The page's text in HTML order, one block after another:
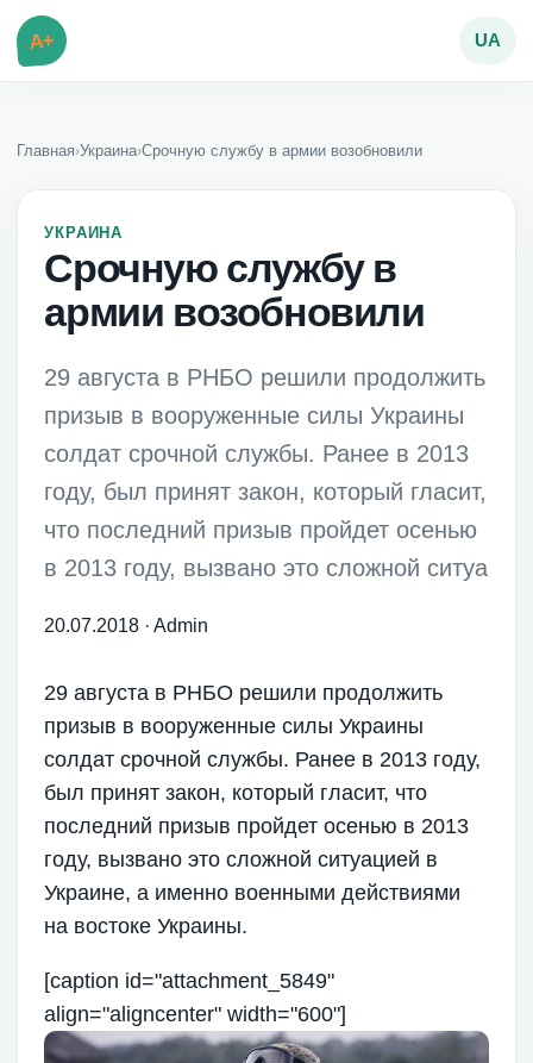
A+ UA
Главная›Украина›Срочную службу в армии возобновили
УКРАИНА
Срочную службу в
армии возобновили
29 августа в РНБО решили продолжить
призыв в вооруженные силы Украины
солдат срочной службы. Ранее в 2013
году, был принят закон, который гласит,
что последний призыв пройдет осенью
в 2013 году, вызвано это сложной ситуа
20.07.2018 ·Admin
29 августа в РНБО решили продолжить
призыв в вооруженные силы Украины
солдат срочной службы. Ранее в 2013 году,
был принят закон, который гласит, что
последний призыв пройдет осенью в 2013
году, вызвано это сложной ситуацией в
Украине, а именно военными действиями
на востоке Украины.
[caption id="attachment_5849"
align="aligncenter" width="600"]